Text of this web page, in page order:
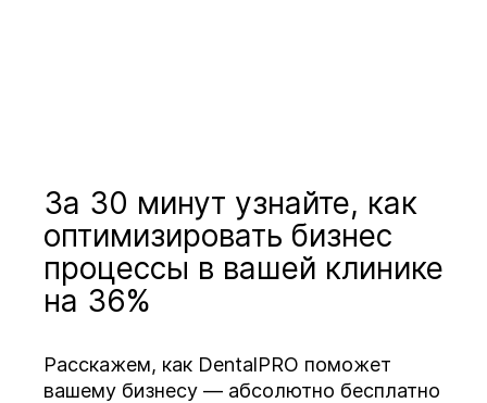
За 30 минут узнайте, как
оптимизировать бизнес
процессы в вашей клинике
на 36%
Расскажем, как DentalPRO поможет
вашему бизнесу — абсолютно бесплатно